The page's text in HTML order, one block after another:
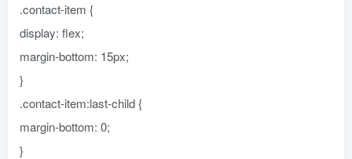
.contact-item {
display: flex;
margin-bottom: 15px;
}
.contact-item:last-child {
margin-bottom: 0;
}